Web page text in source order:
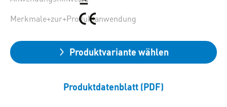
Merkmale+zur+Produktanwendung
Produktvariante wählen
Produktdatenblatt (PDF)